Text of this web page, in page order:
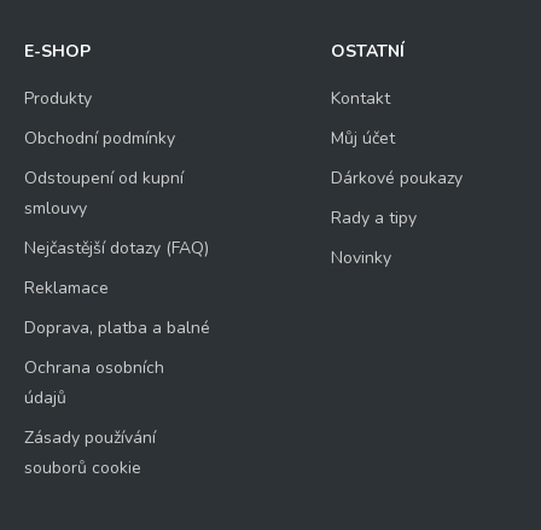
E-SHOP
Produkty
Obchodní podmínky
Odstoupení od kupní
smlouvy
Nejčastější dotazy (FAQ)
Reklamace
Doprava, platba a balné
Ochrana osobních
údajů
Zásady používání
souborů cookie
OSTATNÍ
Kontakt
Můj účet
Dárkové poukazy
Rady a tipy
Novinky